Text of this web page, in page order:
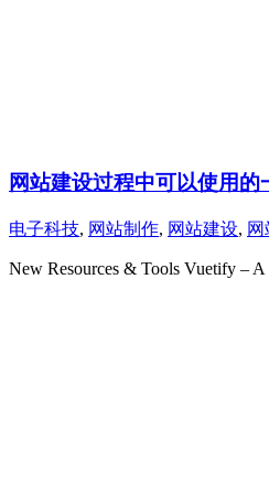
网站建设过程中可以使用的
电子科技, 网站制作, 网站建设,
New Resources & Tools Vuetify –